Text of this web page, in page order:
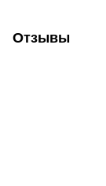
Отзывы